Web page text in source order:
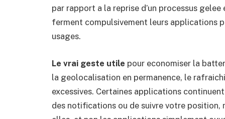
par rapport a la reprise d’un processus
ferment compulsivement leurs applications
usages.
Le vrai geste utile pour economiser la
la geolocalisation en permanence, le
excessives. Certaines applications
des notifications ou de suivre votre position,